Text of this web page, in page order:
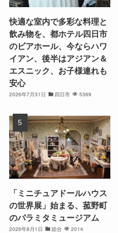
快適な室内で多彩な料理と
飲み物を、都ホテル四日市
のビアホール、今ならハワ
イアン、後半はアジアン＆
エスニック、お子様連れも
安心
2026年7月31日 四日市 5369
「ミニチュアドールハウス
の世界展」始まる、菰野町
のパラミタミュージアム
2026年8月1日 総合 2014